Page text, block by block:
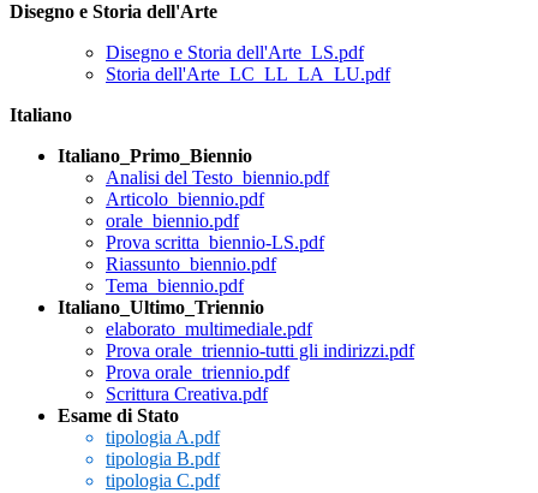
Disegno e Storia dell'Arte
Disegno e Storia dell'Arte_LS.pdf
Storia dell'Arte_LC_LL_LA_LU.pdf
Italiano
Italiano_Primo_Biennio
Analisi del Testo_biennio.pdf
Articolo_biennio.pdf
orale_biennio.pdf
Prova scritta_biennio-LS.pdf
Riassunto_biennio.pdf
Tema_biennio.pdf
Italiano_Ultimo_Triennio
elaborato_multimediale.pdf
Prova orale_triennio-tutti gli indirizzi.pdf
Prova orale_triennio.pdf
Scrittura Creativa.pdf
Esame di Stato
tipologia A.pdf
tipologia B.pdf
tipologia C.pdf